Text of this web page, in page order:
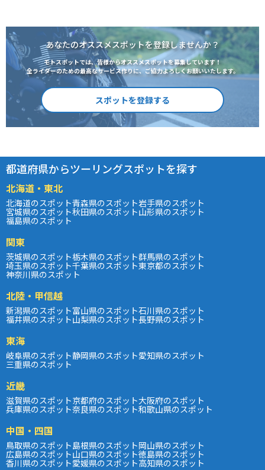
あなたのオススメスポットを登録しませんか？
モトスポットでは、皆様からオススメスポットを募集しています！
全ライダーのための最高なサービス作りに、ご協力よろしくお願いいたします。
スポットを登録する
都道府県からツーリングスポットを探す
北海道・東北
北海道のスポット青森県のスポット岩手県のスポット
宮城県のスポット秋田県のスポット山形県のスポット
福島県のスポット
関東
茨城県のスポット栃木県のスポット群馬県のスポット
埼玉県のスポット千葉県のスポット東京都のスポット
神奈川県のスポット
北陸・甲信越
新潟県のスポット富山県のスポット石川県のスポット
福井県のスポット山梨県のスポット長野県のスポット
東海
岐阜県のスポット静岡県のスポット愛知県のスポット
三重県のスポット
近畿
滋賀県のスポット京都府のスポット大阪府のスポット
兵庫県のスポット奈良県のスポット和歌山県のスポット
中国・四国
鳥取県のスポット島根県のスポット岡山県のスポット
広島県のスポット山口県のスポット徳島県のスポット
香川県のスポット愛媛県のスポット高知県のスポット